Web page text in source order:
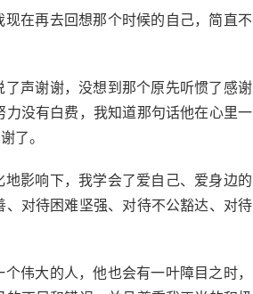
在再去回想那个时候的自己，简直不
声谢谢，没想到那个原先听惯了感谢
没有白费，我知道那句话他在心里一
了。
影响下，我学会了爱自己、爱身边的
对待困难坚强、对待不公豁达、对待
伟大的人，他也会有一叶障目之时，